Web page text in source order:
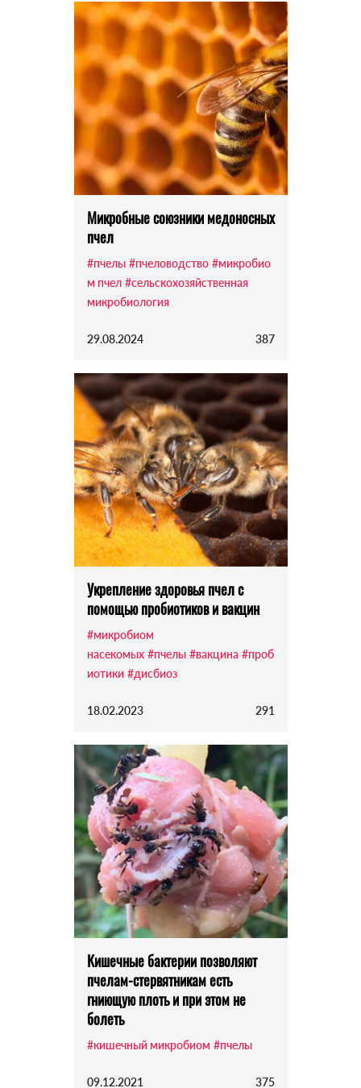
Микробные союзники медоносных
пчел
#пчелы #пчеловодство #микробио
м пчел #сельскохозяйственная
микробиология
29.08.2024 387
Укрепление здоровья пчел с
помощью пробиотиков и вакцин
#микробиом
насекомых #пчелы #вакцина #проб
иотики #дисбиоз
18.02.2023 291
Кишечные бактерии позволяют
пчелам-стервятникам есть
гниющую плоть и при этом не
болеть
#кишечный микробиом #пчелы
09.12.2021 375